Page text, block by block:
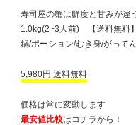
寿司屋の蟹は鮮度と甘みが違
1.0kg(2~3人前) 【送料無料
鍋/ポーション/むき身/がって
5,980円 送料無料
価格は常に変動します
最安値比較はコチラから！